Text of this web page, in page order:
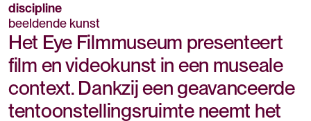
discipline
beeldende kunst
Het Eye Filmmuseum presenteert
film en videokunst in een museale
context. Dankzij een geavanceerde
tentoonstellingsruimte neemt het